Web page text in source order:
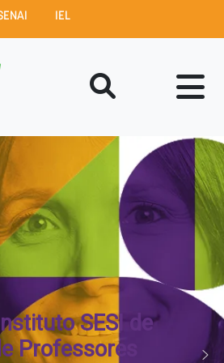
IEL
SESI de
Professores